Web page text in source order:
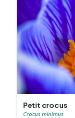
Petit crocus
Crocus minimus